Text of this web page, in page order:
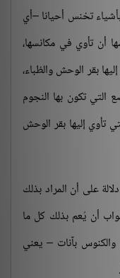
تخنس أحيانا –أي
أن تأوي في مكانسها،
بقر الوحش والظباء،
التي تكون بها النجوم
تأوي إليها بقر الوحش
على أن المراد بذلك
أن يُعم بذلك كل ما
بآنات – يعني